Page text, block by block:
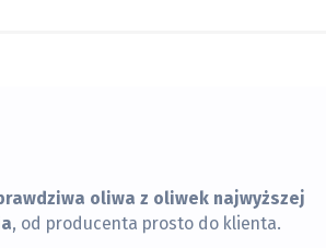
oliwa z oliwek najwyższej
, od producenta prosto do klienta.